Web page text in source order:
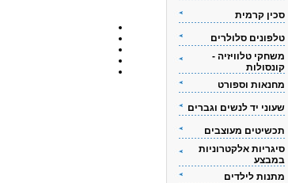
סכין קרמית
טלפונים סלולרים
משחקי טלוויזיה -
קונסולות
מחנאות וספורט
שעוני יד לנשים וגברים
תכשיטים מעוצבים
סיגריות אלקטרוניות
במבצע
מתנות לילדים